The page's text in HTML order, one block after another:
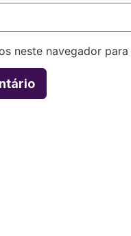
neste navegador